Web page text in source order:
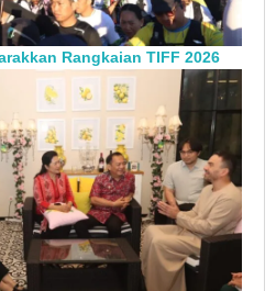
Rangkaian TIFF 2026